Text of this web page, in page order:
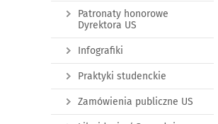
Patronaty honorowe
Dyrektora US
Infografiki
Praktyki studenckie
Zamówienia publiczne US